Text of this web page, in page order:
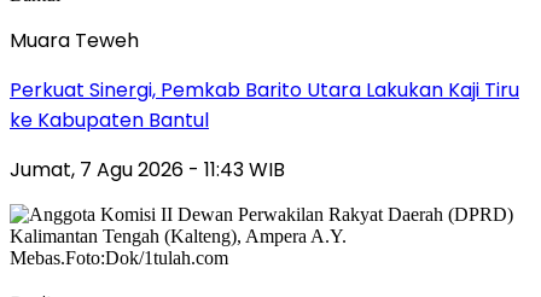
Muara Teweh
Perkuat Sinergi, Pemkab Barito Utara Lakukan Kaji Tiru
ke Kabupaten Bantul
Jumat, 7 Agu 2026 - 11:43 WIB